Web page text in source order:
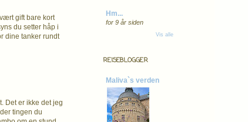
gift bare kort
du setter håp i
dine tanker rundt
Det er ikke det jeg
tingen du
Hm...
for 9 år siden
Vis alle
REISEBLOGGER
Maliva`s verden